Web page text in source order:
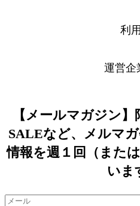
利
運営企
【メールマガジン
SALEなど、メルマ
情報を週１回（また
いま